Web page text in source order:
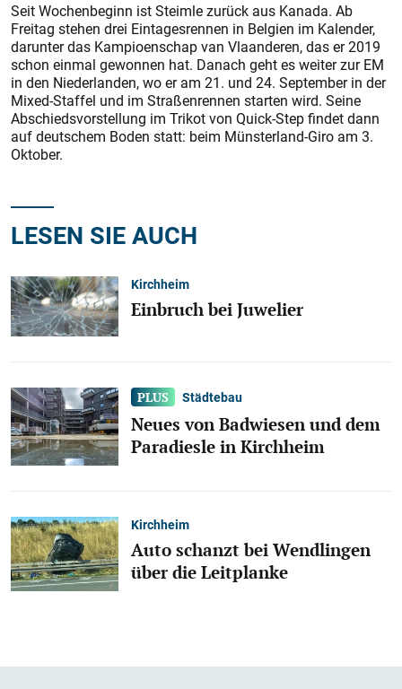
Seit Wochenbeginn ist Steimle zurück aus Kanada. Ab
Freitag stehen drei Eintagesrennen in Belgien im Kalender,
darunter das Kampioenschap van Vlaanderen, das er 2019
schon einmal gewonnen hat. Danach geht es weiter zur EM
in den Niederlanden, wo er am 21. und 24. September in der
Mixed-Staffel und im Straßenrennen starten wird. Seine
Abschiedsvorstellung im Trikot von Quick-Step findet dann
auf deutschem Boden statt: beim Münsterland-Giro am 3.
Oktober.
LESEN SIE AUCH
Kirchheim
Einbruch bei Juwelier
Städtebau
Neues von Badwiesen und dem
Paradiesle in Kirchheim
Kirchheim
Auto schanzt bei Wendlingen
über die Leitplanke